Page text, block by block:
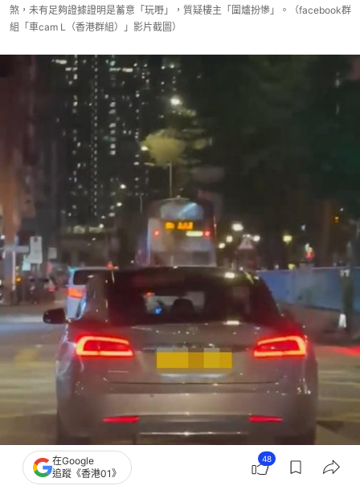
煞，未有足夠證據證明是蓄意「玩嘢」，質疑樓主「圍爐扮慘」。（facebook群
組「車cam L（香港群組）」影片截圖）
在Google
追蹤《香港01》
48